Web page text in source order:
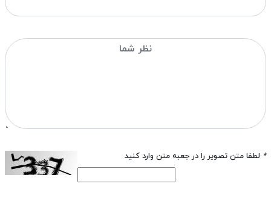
* لطفا متن تصویر را در جعبه متن وارد کنید